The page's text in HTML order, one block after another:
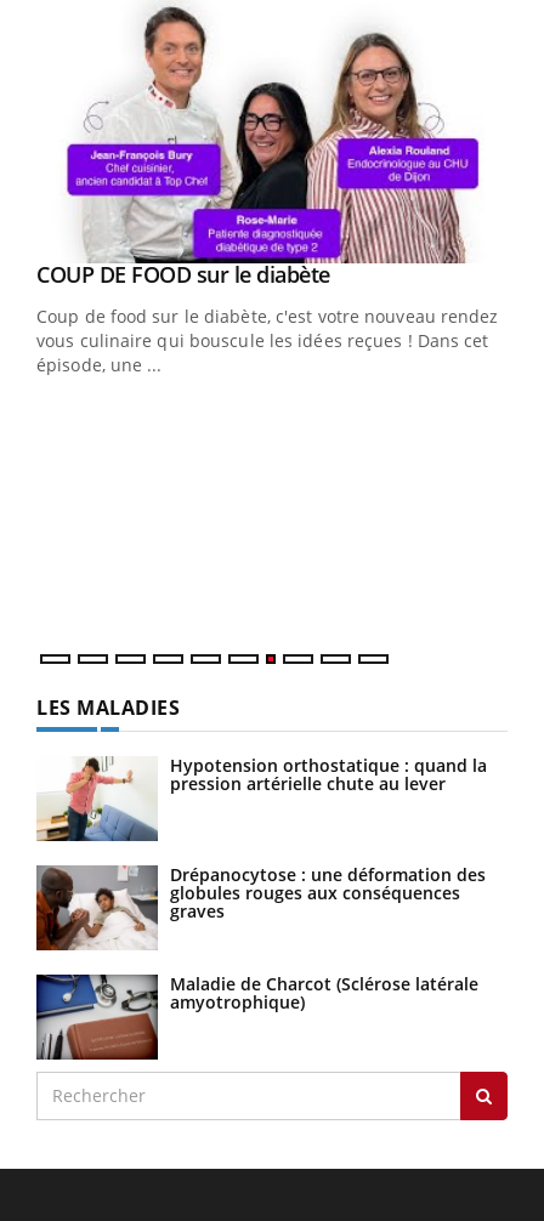
Youtube
COUP DE FOOD sur le diabèteYoutube
Coup de food sur le diabète, c'est votre nouveau rendez-
vous culinaire qui bouscule les idées reçues ! Dans cet
épisode, une ...
Youtube
Quand l’entreprise mise sur le bien être global
"Les rendez-vous de la santé et de la qualité de vie au
travail" de Pourquoi Docteur reçoivent Régis Blugeon,
DRH et directeur ...
LES MALADIES
Hypotension orthostatique : quand la
pression artérielle chute au lever
Drépanocytose : une déformation des
globules rouges aux conséquences
graves
Maladie de Charcot (Sclérose latérale
amyotrophique)